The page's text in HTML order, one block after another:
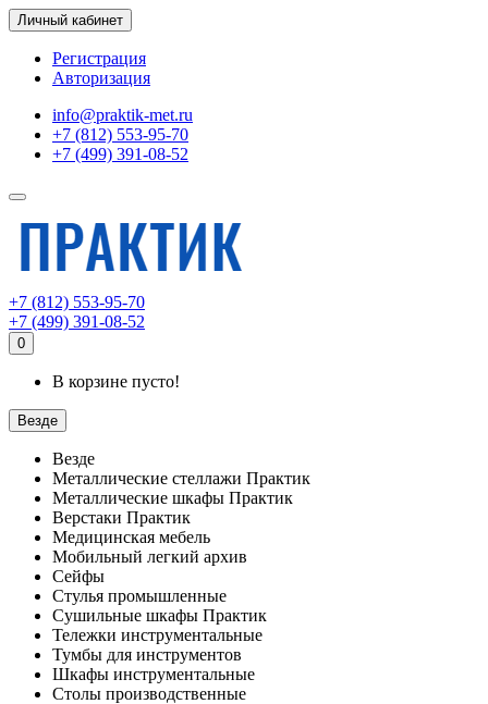
Личный кабинет
Регистрация
Авторизация
info@praktik-met.ru
+7 (812) 553-95-70
+7 (499) 391-08-52
+7 (812) 553-95-70
+7 (499) 391-08-52
0
В корзине пусто!
Везде
Везде
Металлические стеллажи Практик
Металлические шкафы Практик
Верстаки Практик
Медицинская мебель
Мобильный легкий архив
Сейфы
Стулья промышленные
Сушильные шкафы Практик
Тележки инструментальные
Тумбы для инструментов
Шкафы инструментальные
Столы производственные